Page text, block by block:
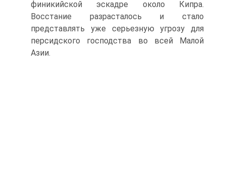
финикийской эскадре около Кипра.
Восстание разрасталось и стало
представлять уже серьезную угрозу для
персидского господства во всей Малой
Азии.